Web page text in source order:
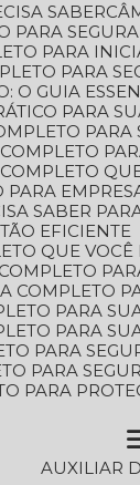
SABER
PARA
PARA
PARA
O GUIA
PARA
PARA
SABER
EFICIENTE
QUE VOCÊ
COMPLETO
PARA
PARA
PARA
PARA
PARA
AUXILIAR